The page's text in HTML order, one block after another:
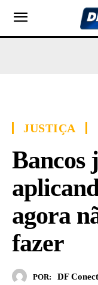
JUSTIÇA
Bancos
agora
fazer
POR: DF